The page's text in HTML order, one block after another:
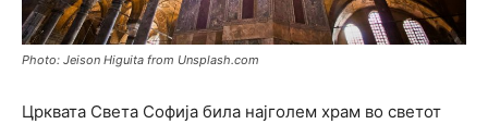
Photo: Jeison Higuita from Unsplash.com
Црквата Света Софија била најголем храм во светот